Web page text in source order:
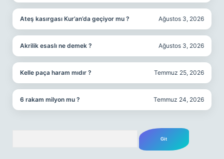
Ateş kasırgası Kur’an’da geçiyor mu ? Ağustos 3, 2026
Akrilik esaslı ne demek ? Ağustos 3, 2026
Kelle paça haram mıdır ? Temmuz 25, 2026
6 rakam milyon mu ? Temmuz 24, 2026